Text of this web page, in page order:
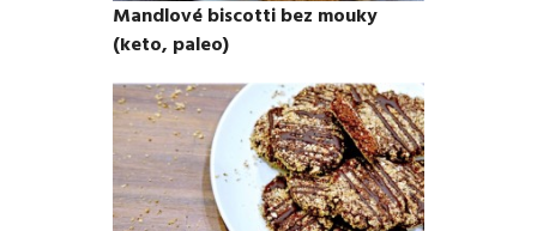
Mandlové biscotti bez mouky
(keto, paleo)